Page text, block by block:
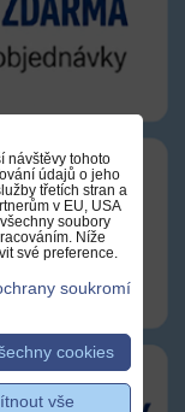
návštěvy tohoto
údajů o jeho
třetích stran a
v EU, USA
soubory
Níže
své preference.
soukromí
cookies
vše